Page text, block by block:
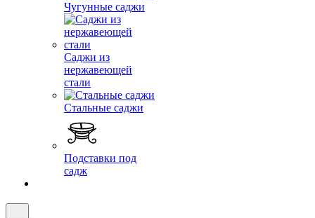
Чугунные саджи
Саджи из
нержавеющей
стали
Стальные саджи
Подставки под
садж